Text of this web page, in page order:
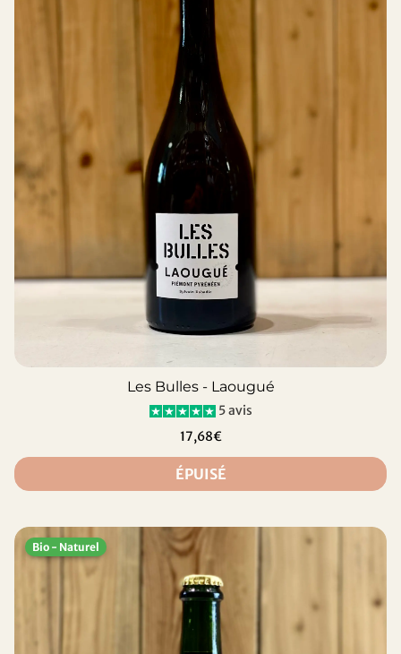
Les Bulles - Laougué
5 avis
17,68€
ÉPUISÉ
Bio - Naturel